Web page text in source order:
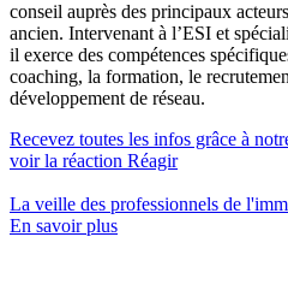
conseil auprès des principaux
ancien. Intervenant à l’ESI et
il exerce des compétences
coaching, la formation, le
développement de réseau.
Recevez toutes les infos grâce à
voir la réaction Réagir
La veille des professionnels de
En savoir plus